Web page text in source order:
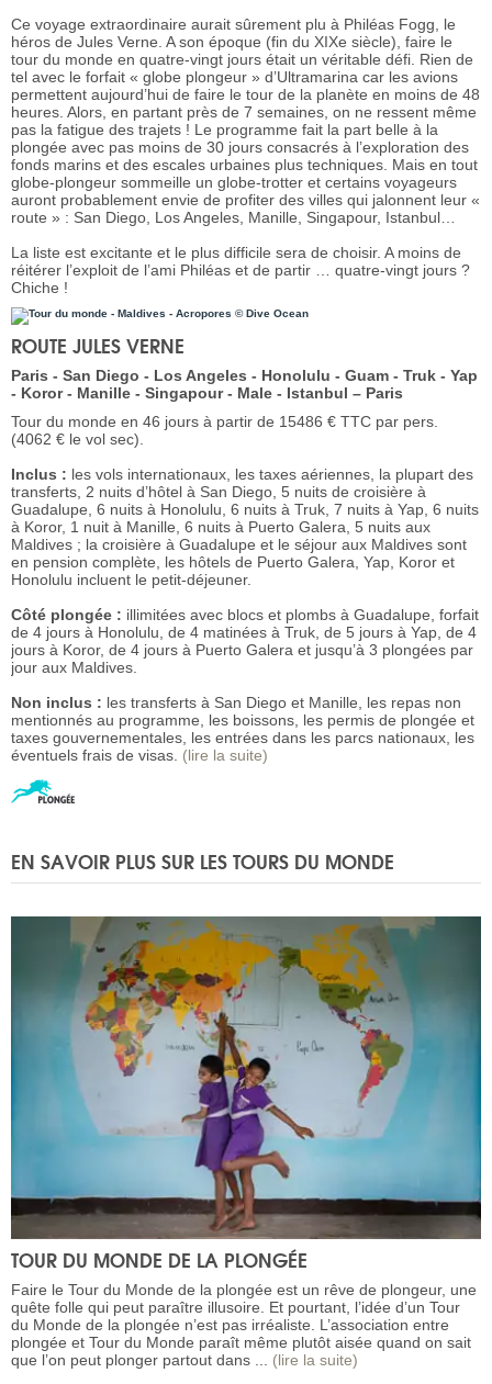
Ce voyage extraordinaire aurait sûrement plu à Philéas Fogg, le
héros de Jules Verne. A son époque (fin du XIXe siècle), faire le
tour du monde en quatre-vingt jours était un véritable défi. Rien de
tel avec le forfait « globe plongeur » d’Ultramarina car les avions
permettent aujourd’hui de faire le tour de la planète en moins de 48
heures. Alors, en partant près de 7 semaines, on ne ressent même
pas la fatigue des trajets ! Le programme fait la part belle à la
plongée avec pas moins de 30 jours consacrés à l’exploration des
fonds marins et des escales urbaines plus techniques. Mais en tout
globe-plongeur sommeille un globe-trotter et certains voyageurs
auront probablement envie de profiter des villes qui jalonnent leur «
route » : San Diego, Los Angeles, Manille, Singapour, Istanbul…
La liste est excitante et le plus difficile sera de choisir. A moins de
réitérer l’exploit de l’ami Philéas et de partir … quatre-vingt jours ?
Chiche !
ROUTE JULES VERNE
Paris - San Diego - Los Angeles - Honolulu - Guam - Truk - Yap
- Koror - Manille - Singapour - Male - Istanbul – Paris
Tour du monde en 46 jours à partir de 15486 € TTC par pers.
(4062 € le vol sec).
Inclus : les vols internationaux, les taxes aériennes, la plupart des
transferts, 2 nuits d’hôtel à San Diego, 5 nuits de croisière à
Guadalupe, 6 nuits à Honolulu, 6 nuits à Truk, 7 nuits à Yap, 6 nuits
à Koror, 1 nuit à Manille, 6 nuits à Puerto Galera, 5 nuits aux
Maldives ; la croisière à Guadalupe et le séjour aux Maldives sont
en pension complète, les hôtels de Puerto Galera, Yap, Koror et
Honolulu incluent le petit-déjeuner.
Côté plongée : illimitées avec blocs et plombs à Guadalupe, forfait
de 4 jours à Honolulu, de 4 matinées à Truk, de 5 jours à Yap, de 4
jours à Koror, de 4 jours à Puerto Galera et jusqu’à 3 plongées par
jour aux Maldives.
Non inclus : les transferts à San Diego et Manille, les repas non
mentionnés au programme, les boissons, les permis de plongée et
taxes gouvernementales, les entrées dans les parcs nationaux, les
éventuels frais de visas. (lire la suite)
EN SAVOIR PLUS SUR LES TOURS DU MONDE
TOUR DU MONDE DE LA PLONGÉE
Faire le Tour du Monde de la plongée est un rêve de plongeur, une
quête folle qui peut paraître illusoire. Et pourtant, l’idée d’un Tour
du Monde de la plongée n’est pas irréaliste. L’association entre
plongée et Tour du Monde paraît même plutôt aisée quand on sait
que l’on peut plonger partout dans ... (lire la suite)